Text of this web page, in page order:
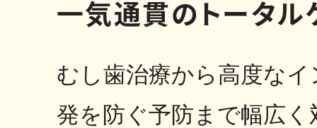
一気通貫のトータル
むし歯治療から高度な
発を防ぐ予防まで幅広く